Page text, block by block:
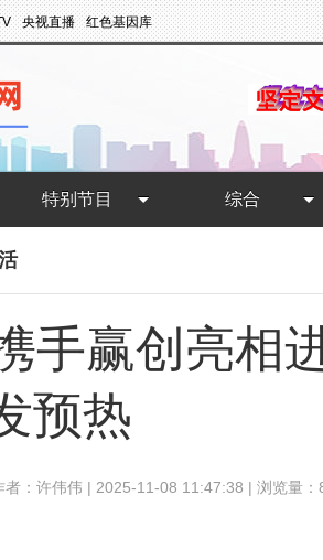
央视直播 红色基因库
特别节目 综合
手赢创亮相
预热
者：许伟伟 | 2025-11-08 11:47:38 | 浏览量：